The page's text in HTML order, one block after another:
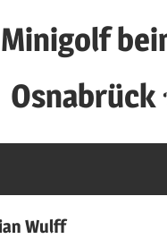
Minigolf
Osnabrück
Wulff